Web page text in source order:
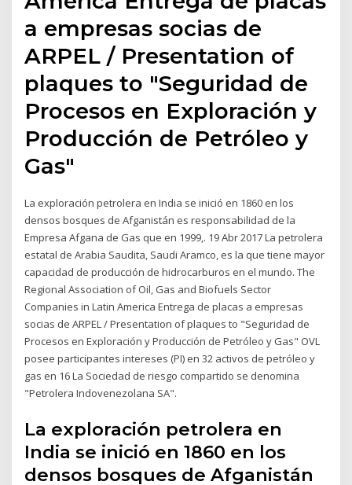
a empresas socias de
ARPEL / Presentation of
plaques to "Seguridad de
Procesos en Exploración y
Producción de Petróleo y
Gas"
La exploración petrolera en India se inició en 1860 en los
densos bosques de Afganistán es responsabilidad de la
Empresa Afgana de Gas que en 1999,. 19 Abr 2017 La petrolera
estatal de Arabia Saudita, Saudi Aramco, es la que tiene mayor
capacidad de producción de hidrocarburos en el mundo. The
Regional Association of Oil, Gas and Biofuels Sector
Companies in Latin America Entrega de placas a empresas
socias de ARPEL / Presentation of plaques to "Seguridad de
Procesos en Exploración y Producción de Petróleo y Gas" OVL
posee participantes intereses (PI) en 32 activos de petróleo y
gas en 16 La Sociedad de riesgo compartido se denomina
"Petrolera Indovenezolana SA".
La exploración petrolera en
India se inició en 1860 en los
densos bosques de Afganistán